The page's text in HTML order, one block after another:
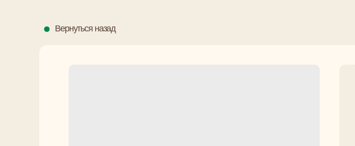
Вернуться назад